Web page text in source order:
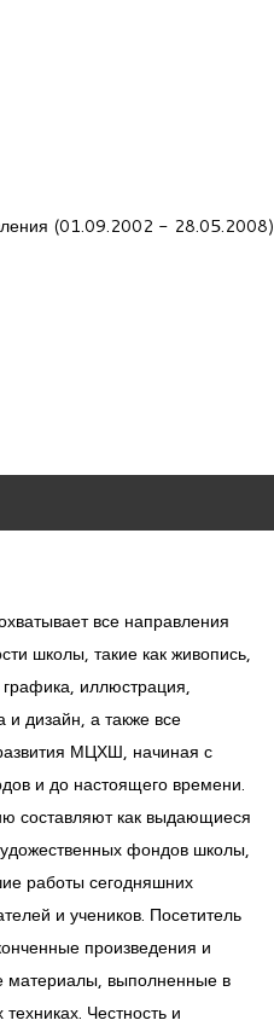
(01.09.2002 - 28.05.2008)
все направления
школы, такие как живопись,
графика, иллюстрация,
и дизайн, а также все
МЦХШ, начиная с
и до настоящего времени.
составляют как выдающиеся
фондов школы,
работы сегодняшних
и учеников. Посетитель
произведения и
материалы, выполненные в
Честность и